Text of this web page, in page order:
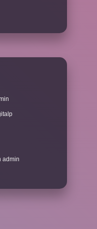
admin